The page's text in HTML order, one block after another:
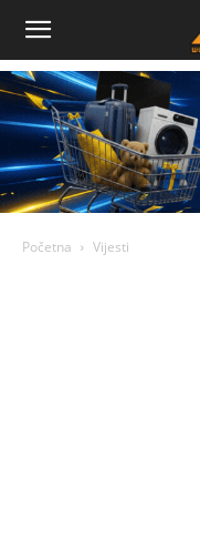
Bugojno
Danas
Početna Vijesti